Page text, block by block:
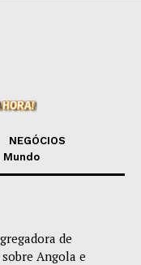
NEGÓCIOS
Mundo
de
Angola e